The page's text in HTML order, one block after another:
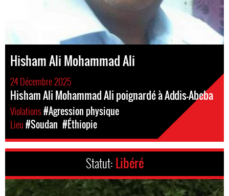
Hisham Ali Mohammad Ali
24 Décembre 2025
Hisham Ali Mohammad Ali poignardé à Addis-Abeba
Violations#Agression physique
Lieu#Soudan #Éthiopie
Statut: Libéré